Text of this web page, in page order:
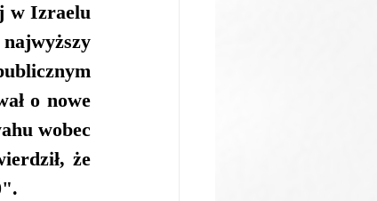
w Izraelu
o nowe
wobec
że